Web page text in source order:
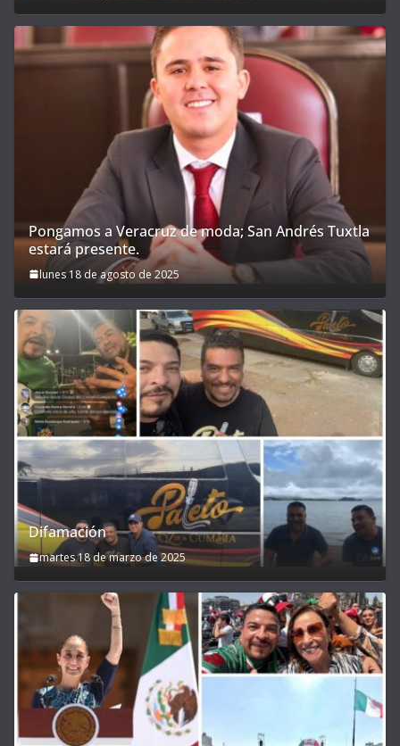
Pongamos a Veracruz de moda; San Andrés Tuxtla
estará presente.
lunes 18 de agosto de 2025
Difamación
martes 18 de marzo de 2025